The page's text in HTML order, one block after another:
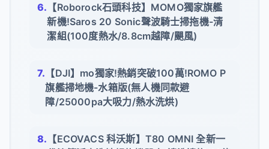
【Roborock石頭科技】MOMO獨家旗艦
新機!Saros 20 Sonic聲波騎士掃拖機-清
潔組(100度熱水/8.8cm越障/颶風)
【DJI】mo獨家!熱銷突破100萬!ROMO P
旗艦掃地機-水箱版(無人機同款避
障/25000pa大吸力/熱水洗烘)
【ECOVACS 科沃斯】T80 OMNI 全新一